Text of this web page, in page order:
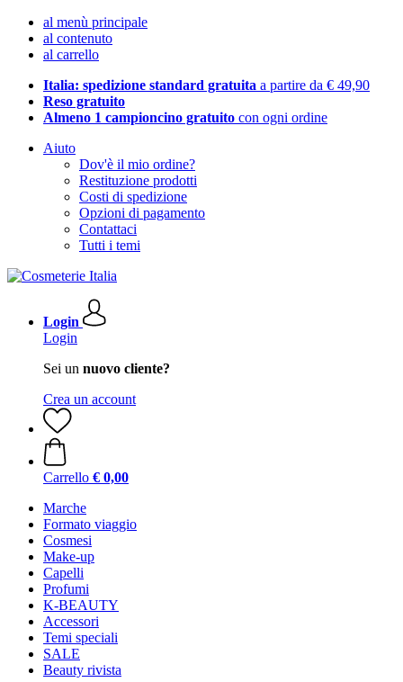
al menù principale
al contenuto
al carrello
Italia: spedizione standard gratuita a partire da € 49,90
Reso gratuito
Almeno 1 campioncino gratuito con ogni ordine
Aiuto
Dov'è il mio ordine?
Restituzione prodotti
Costi di spedizione
Opzioni di pagamento
Contattaci
Tutti i temi
Login
Login
Sei un nuovo cliente?
Crea un account
Carrello € 0,00
Marche
Formato viaggio
Cosmesi
Make-up
Capelli
Profumi
K-BEAUTY
Accessori
Temi speciali
SALE
Beauty rivista